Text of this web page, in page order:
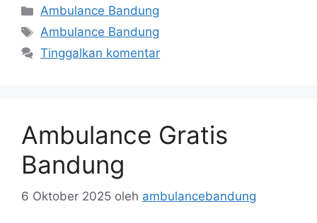
Kategori
Ambulance Bandung
Tag
Ambulance Bandung
Tinggalkan komentar
Ambulance Gratis
Bandung
6 Oktober 2025 oleh ambulancebandung